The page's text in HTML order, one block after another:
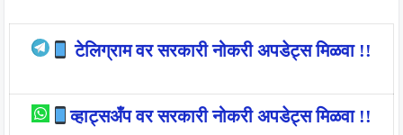
टेलिग्राम वर सरकारी नोकरी अपडेट्स मिळवा !!
व्हाट्सअँप वर सरकारी नोकरी अपडेट्स मिळवा !!